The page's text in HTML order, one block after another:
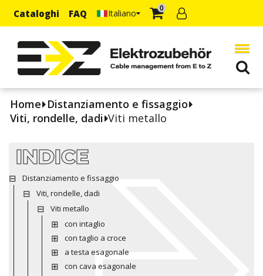
Cataloghi FAQ Italiano 0
Home Distanziamento e fissaggio
Viti, rondelle, dadi Viti metallo
INDICE
Distanziamento e fissaggio
Viti, rondelle, dadi
Viti metallo
con intaglio
con taglio a croce
a testa esagonale
con cava esagonale